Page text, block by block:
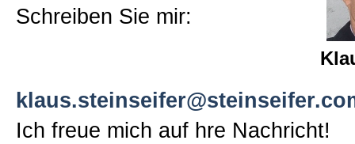
Impressum und
Schreiben Sie mir:
Ich freue mich auf hre Nachricht!